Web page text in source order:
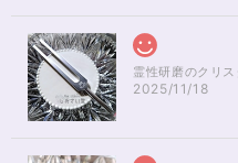
2025/11/18